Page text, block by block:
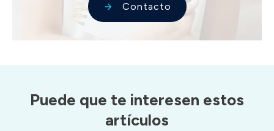
Contacto
Puede que te interesen estos
artículos